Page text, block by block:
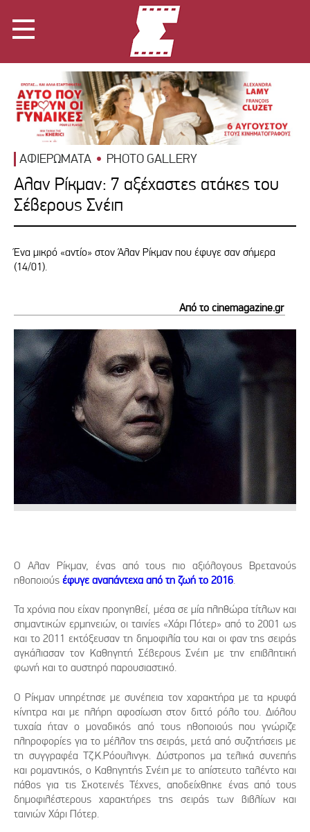
ΑΦΙΕΡΩΜΑΤΑ PHOTO GALLERY
Αλαν Ρίκμαν: 7 αξέχαστες ατάκες του
Σέβερους Σνέιπ
Ένα μικρό «αντίο» στον Άλαν Ρίκμαν που έφυγε σαν σήμερα
(14/01).
Από το cinemagazine.gr
Ο Αλαν Ρίκμαν, ένας από τους πιο αξιόλογους Βρετανούς
ηθοποιούς έφυγε αναπάντεχα από τη ζωή το 2016.
Τα χρόνια που είχαν προηγηθεί, μέσα σε μία πληθώρα τίτλων και
σημαντικών ερμηνειών, οι ταινίες «Χάρι Πότερ» από το 2001 ως
και το 2011 εκτόξευσαν τη δημοφιλία του και οι φαν της σειράς
αγκάλιασαν τον Καθηγητή Σέβερους Σνέιπ με την επιβλητική
φωνή και το αυστηρό παρουσιαστικό.
Ο Ρίκμαν υπηρέτησε με συνέπεια τον χαρακτήρα με τα κρυφά
κίνητρα και με πλήρη αφοσίωση στον διττό ρόλο του. Διόλου
τυχαία ήταν ο μοναδικός από τους ηθοποιούς που γνώριζε
πληροφορίες για το μέλλον της σειράς, μετά από συζητήσεις με
τη συγγραφέα Τζ.Κ.Ρόουλινγκ. Δύστροπος μα τελικά συνεπής
και ρομαντικός, ο Καθηγητής Σνέιπ με το απίστευτο ταλέντο και
πάθος για τις Σκοτεινές Τέχνες, αποδείχθηκε ένας από τους
δημοφιλέστερους χαρακτήρες της σειράς των βιβλίων και
ταινιών Χάρι Πότερ.